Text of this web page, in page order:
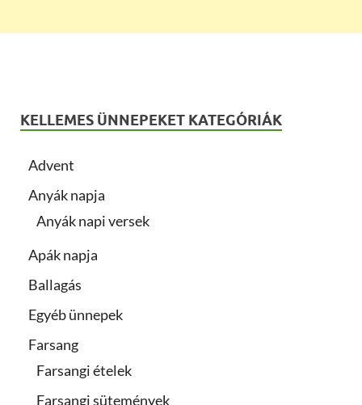
KELLEMES ÜNNEPEKET KATEGÓRIÁK
Advent
Anyák napja
Anyák napi versek
Apák napja
Ballagás
Egyéb ünnepek
Farsang
Farsangi ételek
Farsangi sütemények